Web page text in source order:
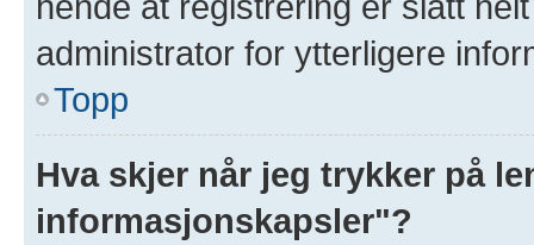
administrator for ytterligere
Topp
Hva skjer når jeg trykker på
informasjonskapsler"?